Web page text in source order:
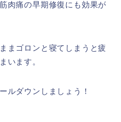
肉痛の早期修復にも効果が
まゴロンと寝てしまうと疲
います。
ルダウンしましょう！